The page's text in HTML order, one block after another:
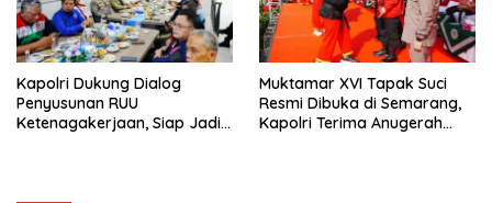
Kapolri Dukung Dialog
Penyusunan RUU
Ketenagakerjaan, Siap Jadi
Muktamar XVI Tapak Suci
Resmi Dibuka di Semarang,
Kapolri Terima Anugerah